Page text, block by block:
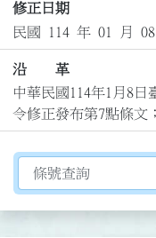
修正日期
民國 114 年 01 月
沿 革
中華民國114年1月8日
令修正發布第7點條文
切換選擇法規資訊內容